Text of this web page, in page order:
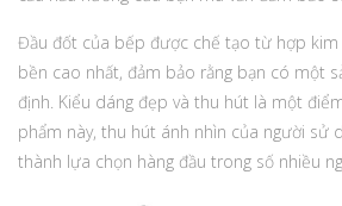
Đầu đốt của bếp được chế tạo từ hợp kim
bền cao nhất, đảm bảo rằng bạn có một
định. Kiểu dáng đẹp và thu hút là một
phẩm này, thu hút ánh nhìn của người sử
thành lựa chọn hàng đầu trong số nhiều